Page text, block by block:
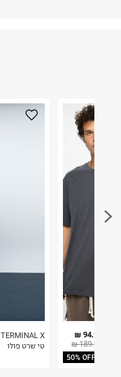
TERMINAL X
טי שרט פולו
94.95 ₪
189.90 ₪
50% OFF